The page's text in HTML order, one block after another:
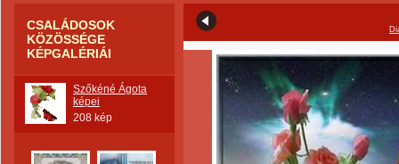
CSALÁDOSOK
KÖZÖSSÉGE
KÉPGALÉRIÁI
Szőkéné Ágota
képei
208 kép